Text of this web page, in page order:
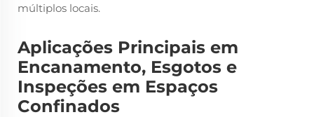
múltiplos locais.
Aplicações Principais em
Encanamento, Esgotos e
Inspeções em Espaços
Confinados